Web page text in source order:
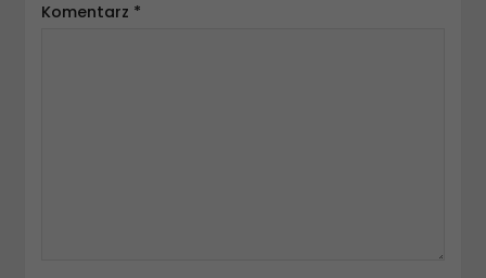
Komentarz *